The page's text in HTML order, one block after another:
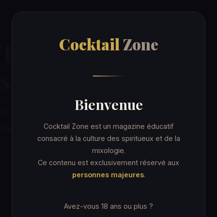
Cocktail Zone
Bienvenue
Cocktail Zone est un magazine éducatif
consacré à la culture des spiritueux et de la
mixologie.
Ce contenu est exclusivement réservé aux
personnes majeures.
Avez-vous 18 ans ou plus ?
CocktailZone
Titre principal du
Votre accroche en une ou deux phrases.
Décrivez votre valeur ajoutée ici.
Nous contacter